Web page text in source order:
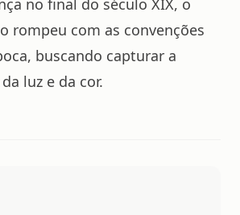
no final do século XIX, o
rompeu com as convenções
buscando capturar a
luz e da cor.